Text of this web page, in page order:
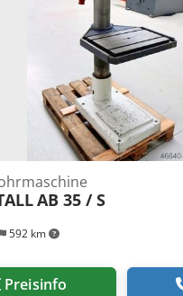
592 km
AB 35 / S
Preisinfo